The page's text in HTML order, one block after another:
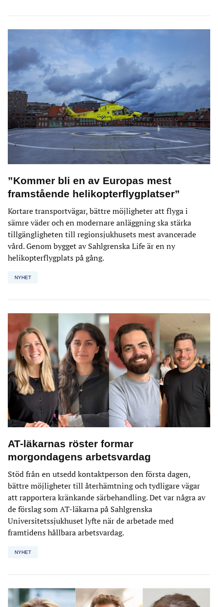
”Kommer bli en av Europas mest
framstående helikopterflygplatser”
Kortare transportvägar, bättre möjligheter att flyga i
sämre väder och en modernare anläggning ska stärka
tillgängligheten till regionsjukhusets mest avancerade
vård. Genom bygget av Sahlgrenska Life är en ny
helikopterflygplats på gång.
NYHET
AT-läkarnas röster formar
morgondagens arbetsvardag
Stöd från en utsedd kontaktperson den första dagen,
bättre möjligheter till återhämtning och tydligare vägar
att rapportera kränkande särbehandling. Det var några av
de förslag som AT-läkarna på Sahlgrenska
Universitetssjukhuset lyfte när de arbetade med
framtidens hållbara arbetsvardag.
NYHET